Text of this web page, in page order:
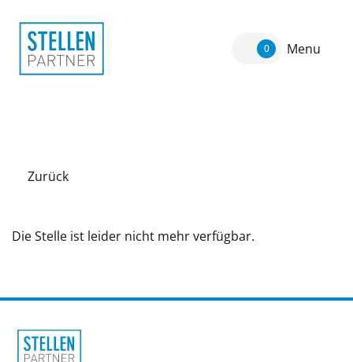
0 Menu
Zurück
Die Stelle ist leider nicht mehr verfügbar.